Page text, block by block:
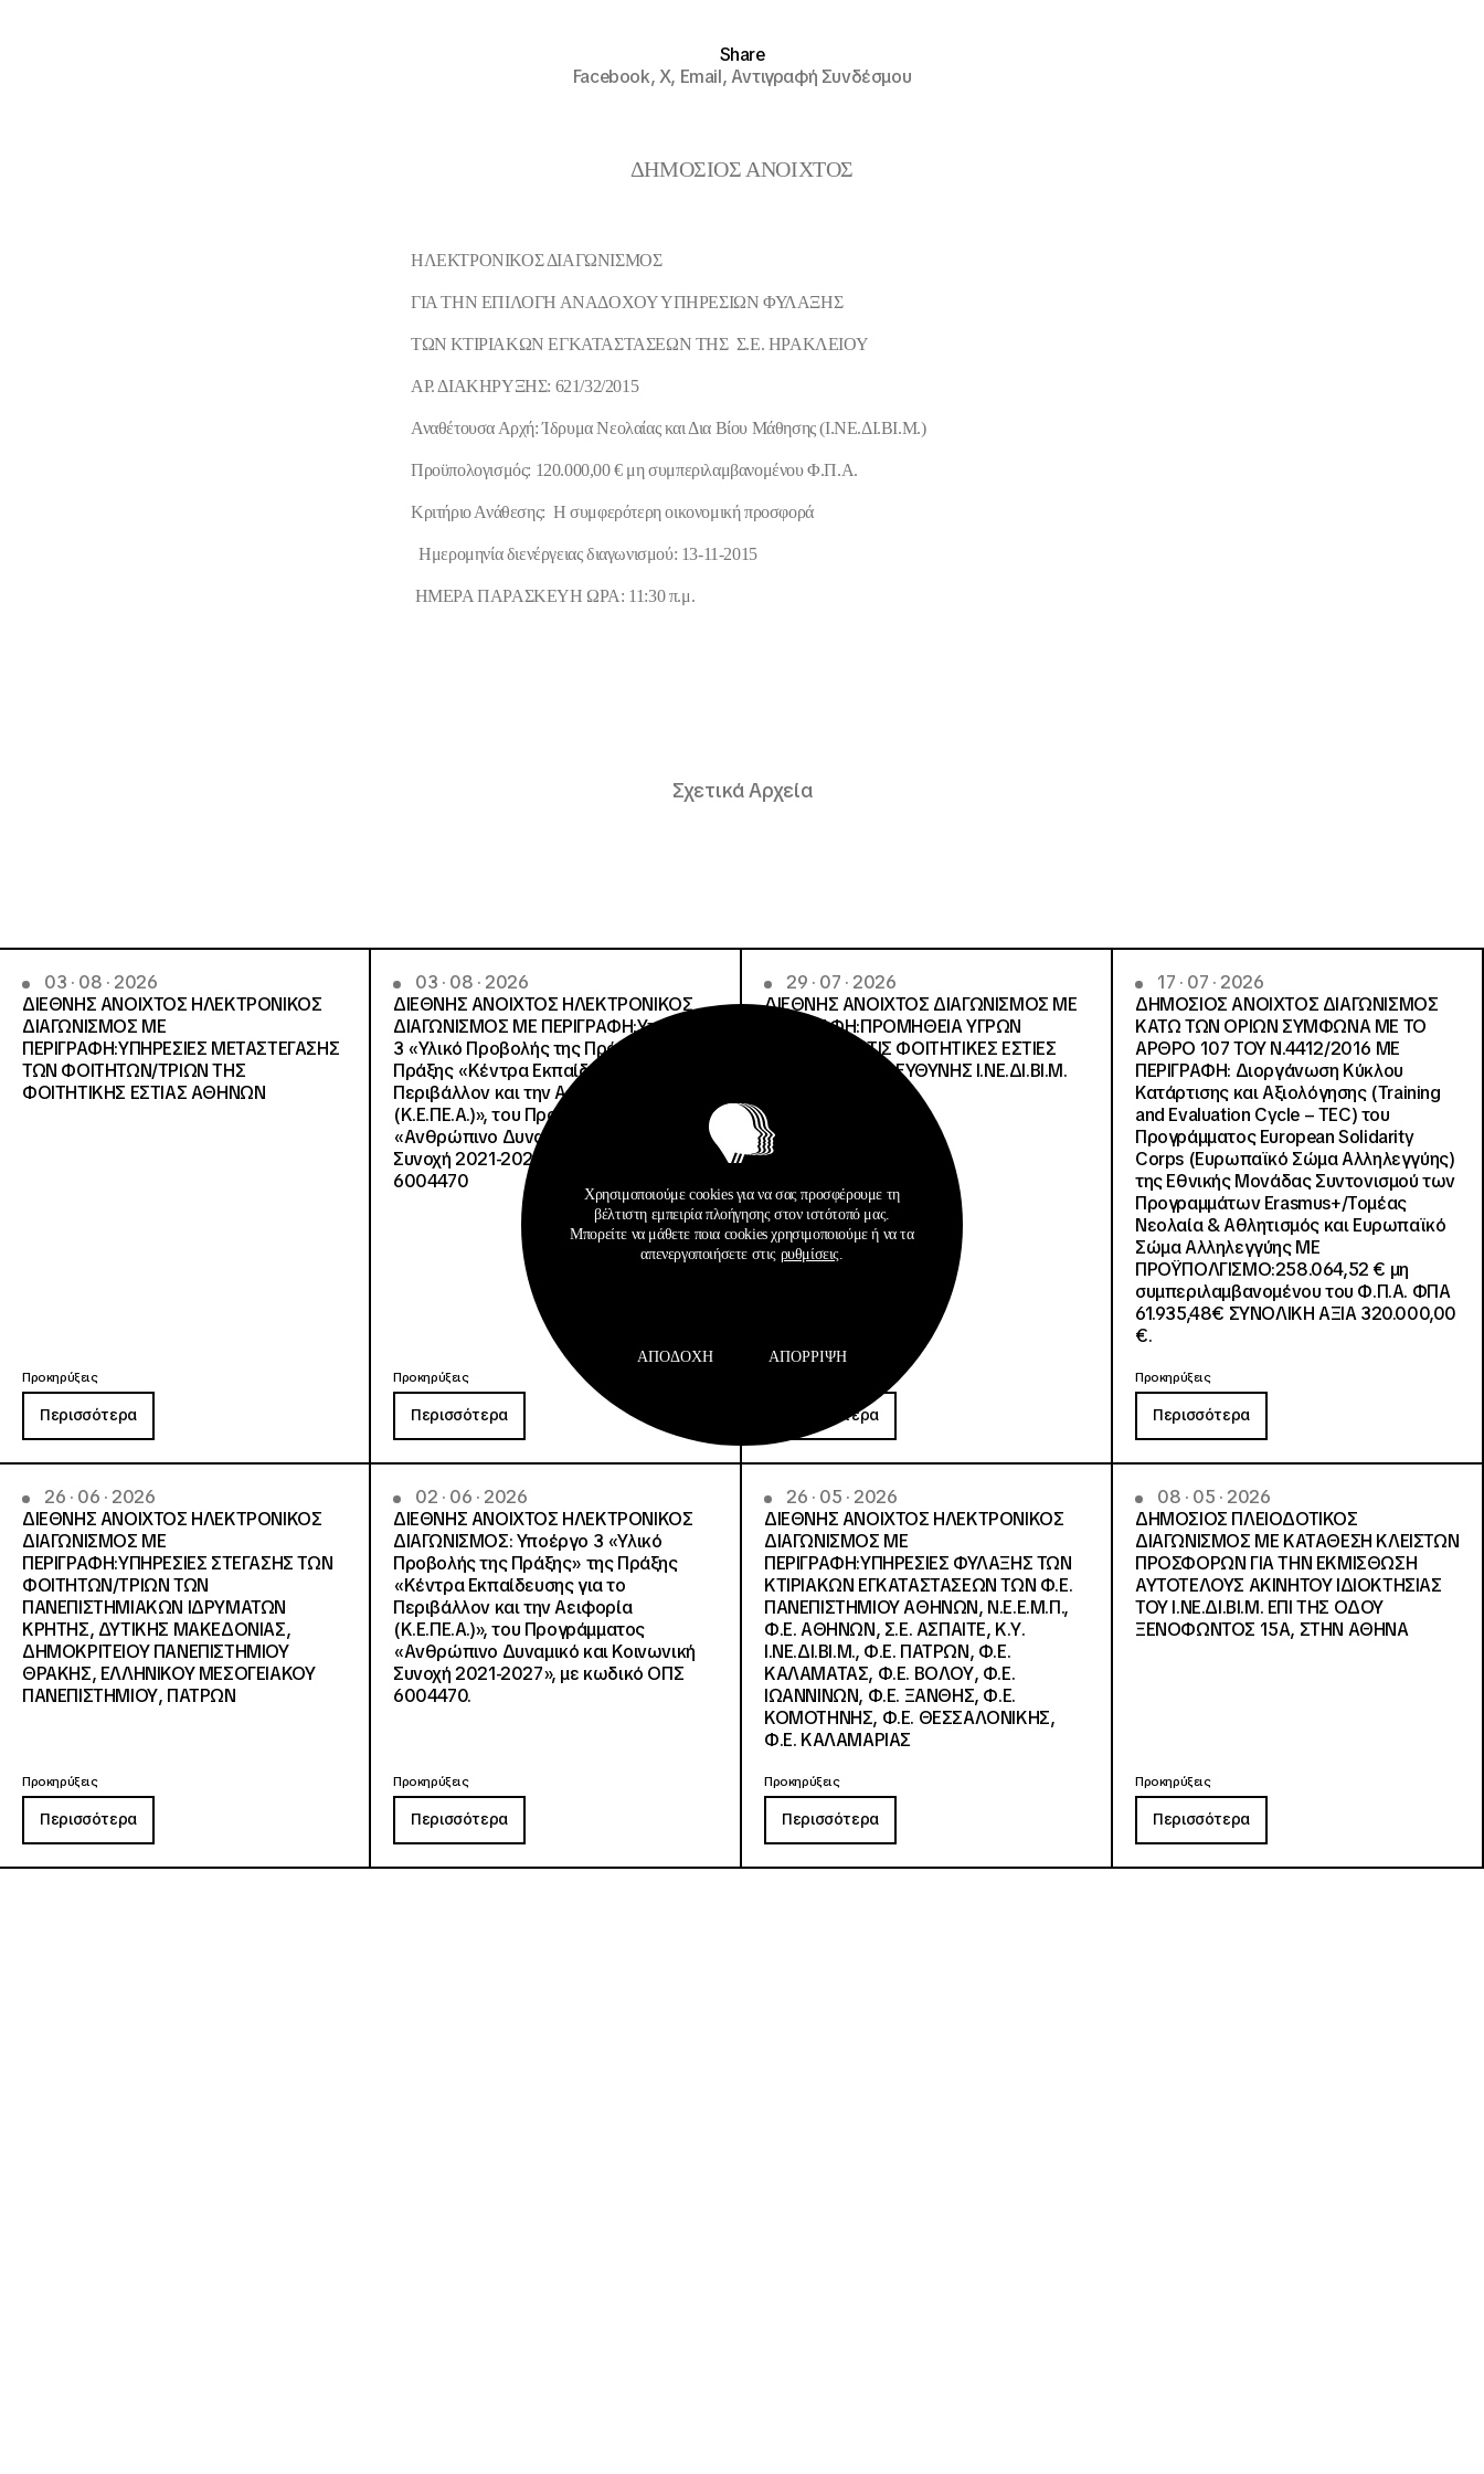
Share
Facebook,X, Email,Αντιγραφή Συνδέσμου
ΔΗΜΟΣΙΟΣ ΑΝΟΙΧΤΟΣ
ΗΛΕΚΤΡΟΝΙΚΟΣ ΔΙΑΓΩΝΙΣΜΟΣ
ΓΙΑ ΤΗN ΕΠΙΛΟΓΗ ΑΝΑΔΟΧΟΥ ΥΠΗΡΕΣΙΩΝ ΦΥΛΑΞΗΣ
TΩΝ ΚΤΙΡΙΑΚΩΝ ΕΓΚΑΤΑΣΤΑΣΕΩΝ ΤΗΣ Σ.Ε. ΗΡΑΚΛΕΙΟΥ
ΑΡ. ΔΙΑΚΗΡΥΞΗΣ: 621/32/2015
Αναθέτουσα Αρχή: Ίδρυμα Νεολαίας και Δια Βίου Μάθησης (Ι.ΝΕ.ΔΙ.ΒΙ.Μ.)
Προϋπολογισμός: 120.000,00 € μη συμπεριλαμβανομένου Φ.Π.Α.
Κριτήριο Ανάθεσης: Η συμφερότερη οικονομική προσφορά
Ημερομηνία διενέργειας διαγωνισμού: 13-11-2015
ΗΜΕΡΑ ΠΑΡΑΣΚΕΥΗ ΩΡΑ: 11:30 π.μ.
Σχετικά Αρχεία
03 · 08 · 2026
ΔΙΕΘΝΗΣ ΑΝΟΙΧΤΟΣ ΗΛΕΚΤΡΟΝΙΚΟΣ
ΔΙΑΓΩΝΙΣΜΟΣ ΜΕ
ΠΕΡΙΓΡΑΦΗ:ΥΠΗΡΕΣΙΕΣ METAΣΤΕΓΑΣΗΣ
ΤΩΝ ΦΟΙΤΗΤΩΝ/ΤΡΙΩΝ ΤΗΣ
ΦΟΙΤΗΤΙΚΗΣ ΕΣΤΙΑΣ ΑΘΗΝΩΝ
Προκηρύξεις
Περισσότερα
03 · 08 · 2026
ΔΙΕΘΝΗΣ ΑΝΟΙΧΤΟΣ ΗΛΕΚΤΡΟΝΙΚΟΣ
ΔΙΑΓΩΝΙΣΜΟΣ ΜΕ ΠΕΡΙΓΡΑΦΗ:Υποέργο
3 «Υλικό Προβολής της Πράξης» της
Πράξης «Κέντρα Εκπαίδευσης για το
Περιβάλλον και την Αειφορία
(Κ.Ε.ΠΕ.Α.)», του Προγράμματος
«Ανθρώπινο Δυναμικό και Κοινωνική
Συνοχή 2021-2027», με κωδικό ΟΠΣ
6004470
Προκηρύξεις
Περισσότερα
29 · 07 · 2026
ΔΙΕΘΝΗΣ ΑΝΟΙΧΤΟΣ ΔΙΑΓΩΝΙΣΜΟΣ ΜΕ
ΠΕΡΙΓΡΑΦΗ:ΠΡΟΜΗΘΕΙΑ ΥΓΡΩΝ
ΚΑΥΣΙΜΩΝ ΣΤΙΣ ΦΟΙΤΗΤΙΚΕΣ ΕΣΤΙΕΣ
ΔΙΑΧΕΙΡΙΣΤΙΚΗΣ ΕΥΘΥΝΗΣ Ι.ΝΕ.ΔΙ.ΒΙ.Μ.
Περισσότερα
17 · 07 · 2026
ΔΗΜΟΣΙΟΣ ΑΝΟΙΧΤΟΣ ΔΙΑΓΩΝΙΣΜΟΣ
ΚΑΤΩ ΤΩΝ ΟΡΙΩΝ ΣΥΜΦΩΝΑ ΜΕ ΤΟ
ΑΡΘΡΟ 107 ΤΟΥ Ν.4412/2016 ΜΕ
ΠΕΡΙΓΡΑΦΗ: Διοργάνωση Κύκλου
Κατάρτισης και Αξιολόγησης (Training
and Evaluation Cycle – TEC) του
Προγράμματος European Solidarity
Corps (Ευρωπαϊκό Σώμα Αλληλεγγύης)
της Εθνικής Μονάδας Συντονισμού των
Προγραμμάτων Erasmus+/Τομέας
Νεολαία & Αθλητισμός και Ευρωπαϊκό
Σώμα Αλληλεγγύης ΜΕ
ΠΡΟΫΠΟΛΓΙΣΜΟ:258.064,52 € μη
συμπεριλαμβανομένου του Φ.Π.Α. ΦΠΑ
61.935,48€ ΣΥΝΟΛΙΚΗ ΑΞΙΑ 320.000,00
€.
Προκηρύξεις
Περισσότερα
26 · 06 · 2026
ΔΙΕΘΝΗΣ ΑΝΟΙΧΤΟΣ ΗΛΕΚΤΡΟΝΙΚΟΣ
ΔΙΑΓΩΝΙΣΜΟΣ ΜΕ
ΠΕΡΙΓΡΑΦΗ:ΥΠΗΡΕΣΙΕΣ ΣΤΕΓΑΣΗΣ ΤΩΝ
ΦΟΙΤΗΤΩΝ/ΤΡΙΩΝ ΤΩΝ
ΠΑΝΕΠΙΣΤΗΜΙΑΚΩΝ ΙΔΡΥΜΑΤΩΝ
KΡΗΤΗΣ, ΔΥΤΙΚΗΣ ΜΑΚΕΔΟΝΙΑΣ,
ΔΗΜΟΚΡΙΤΕΙΟΥ ΠΑΝΕΠΙΣΤΗΜΙΟΥ
ΘΡΑΚΗΣ, ΕΛΛΗΝΙΚΟΥ ΜΕΣΟΓΕΙΑΚΟΥ
ΠΑΝΕΠΙΣΤΗΜΙΟΥ, ΠΑΤΡΩΝ
Προκηρύξεις
Περισσότερα
02 · 06 · 2026
ΔΙΕΘΝΗΣ ΑΝΟΙΧΤΟΣ ΗΛΕΚΤΡΟΝΙΚΟΣ
ΔΙΑΓΩΝΙΣΜΟΣ: Υποέργο 3 «Υλικό
Προβολής της Πράξης» της Πράξης
«Κέντρα Εκπαίδευσης για το
Περιβάλλον και την Αειφορία
(Κ.Ε.ΠΕ.Α.)», του Προγράμματος
«Ανθρώπινο Δυναμικό και Κοινωνική
Συνοχή 2021-2027», με κωδικό ΟΠΣ
6004470.
Προκηρύξεις
Περισσότερα
26 · 05 · 2026
ΔΙΕΘΝΗΣ ΑΝΟΙΧΤΟΣ ΗΛΕΚΤΡΟΝΙΚΟΣ
ΔΙΑΓΩΝΙΣΜΟΣ ΜΕ
ΠΕΡΙΓΡΑΦΗ:ΥΠΗΡΕΣΙΕΣ ΦΥΛΑΞΗΣ ΤΩΝ
ΚΤΙΡΙΑΚΩΝ ΕΓΚΑΤΑΣΤΑΣΕΩΝ ΤΩΝ Φ.Ε.
ΠΑΝΕΠΙΣΤΗΜΙΟΥ ΑΘΗΝΩΝ, Ν.Ε.Ε.Μ.Π.,
Φ.Ε. ΑΘΗΝΩΝ, Σ.Ε. ΑΣΠΑΙΤΕ, Κ.Υ.
Ι.ΝΕ.ΔΙ.ΒΙ.Μ., Φ.Ε. ΠΑΤΡΩΝ, Φ.Ε.
ΚΑΛΑΜΑΤΑΣ, Φ.Ε. ΒΟΛΟΥ, Φ.Ε.
ΙΩΑΝΝΙΝΩΝ, Φ.Ε. ΞΑΝΘΗΣ, Φ.Ε.
ΚΟΜΟΤΗΝΗΣ, Φ.Ε. ΘΕΣΣΑΛΟΝΙΚΗΣ,
Φ.Ε. ΚΑΛΑΜΑΡΙΑΣ
Προκηρύξεις
Περισσότερα
08 · 05 · 2026
ΔΗΜΟΣΙΟΣ ΠΛΕΙΟΔΟΤΙΚΟΣ
ΔΙΑΓΩΝΙΣΜΟΣ ΜΕ ΚΑΤΑΘΕΣΗ ΚΛΕΙΣΤΩΝ
ΠΡΟΣΦΟΡΩΝ ΓΙΑ ΤΗΝ ΕΚΜΙΣΘΩΣΗ
ΑΥΤΟΤΕΛΟΥΣ ΑΚΙΝΗΤΟΥ ΙΔΙΟΚΤΗΣΙΑΣ
ΤΟΥ Ι.ΝΕ.ΔΙ.ΒΙ.Μ. ΕΠΙ ΤΗΣ ΟΔΟΥ
ΞΕΝΟΦΩΝΤΟΣ 15Α, ΣΤΗΝ ΑΘΗΝΑ
Προκηρύξεις
Περισσότερα
Χρησιμοποιούμε cookies για να σας προσφέρουμε τη
βέλτιστη εμπειρία πλοήγησης στον ιστότοπό μας.
Μπορείτε να μάθετε ποια cookies χρησιμοποιούμε ή να τα
απενεργοποιήσετε στις ρυθμίσεις
ΑΠΟΔΟΧΉ ΑΠΌΡΡΙΨΗ